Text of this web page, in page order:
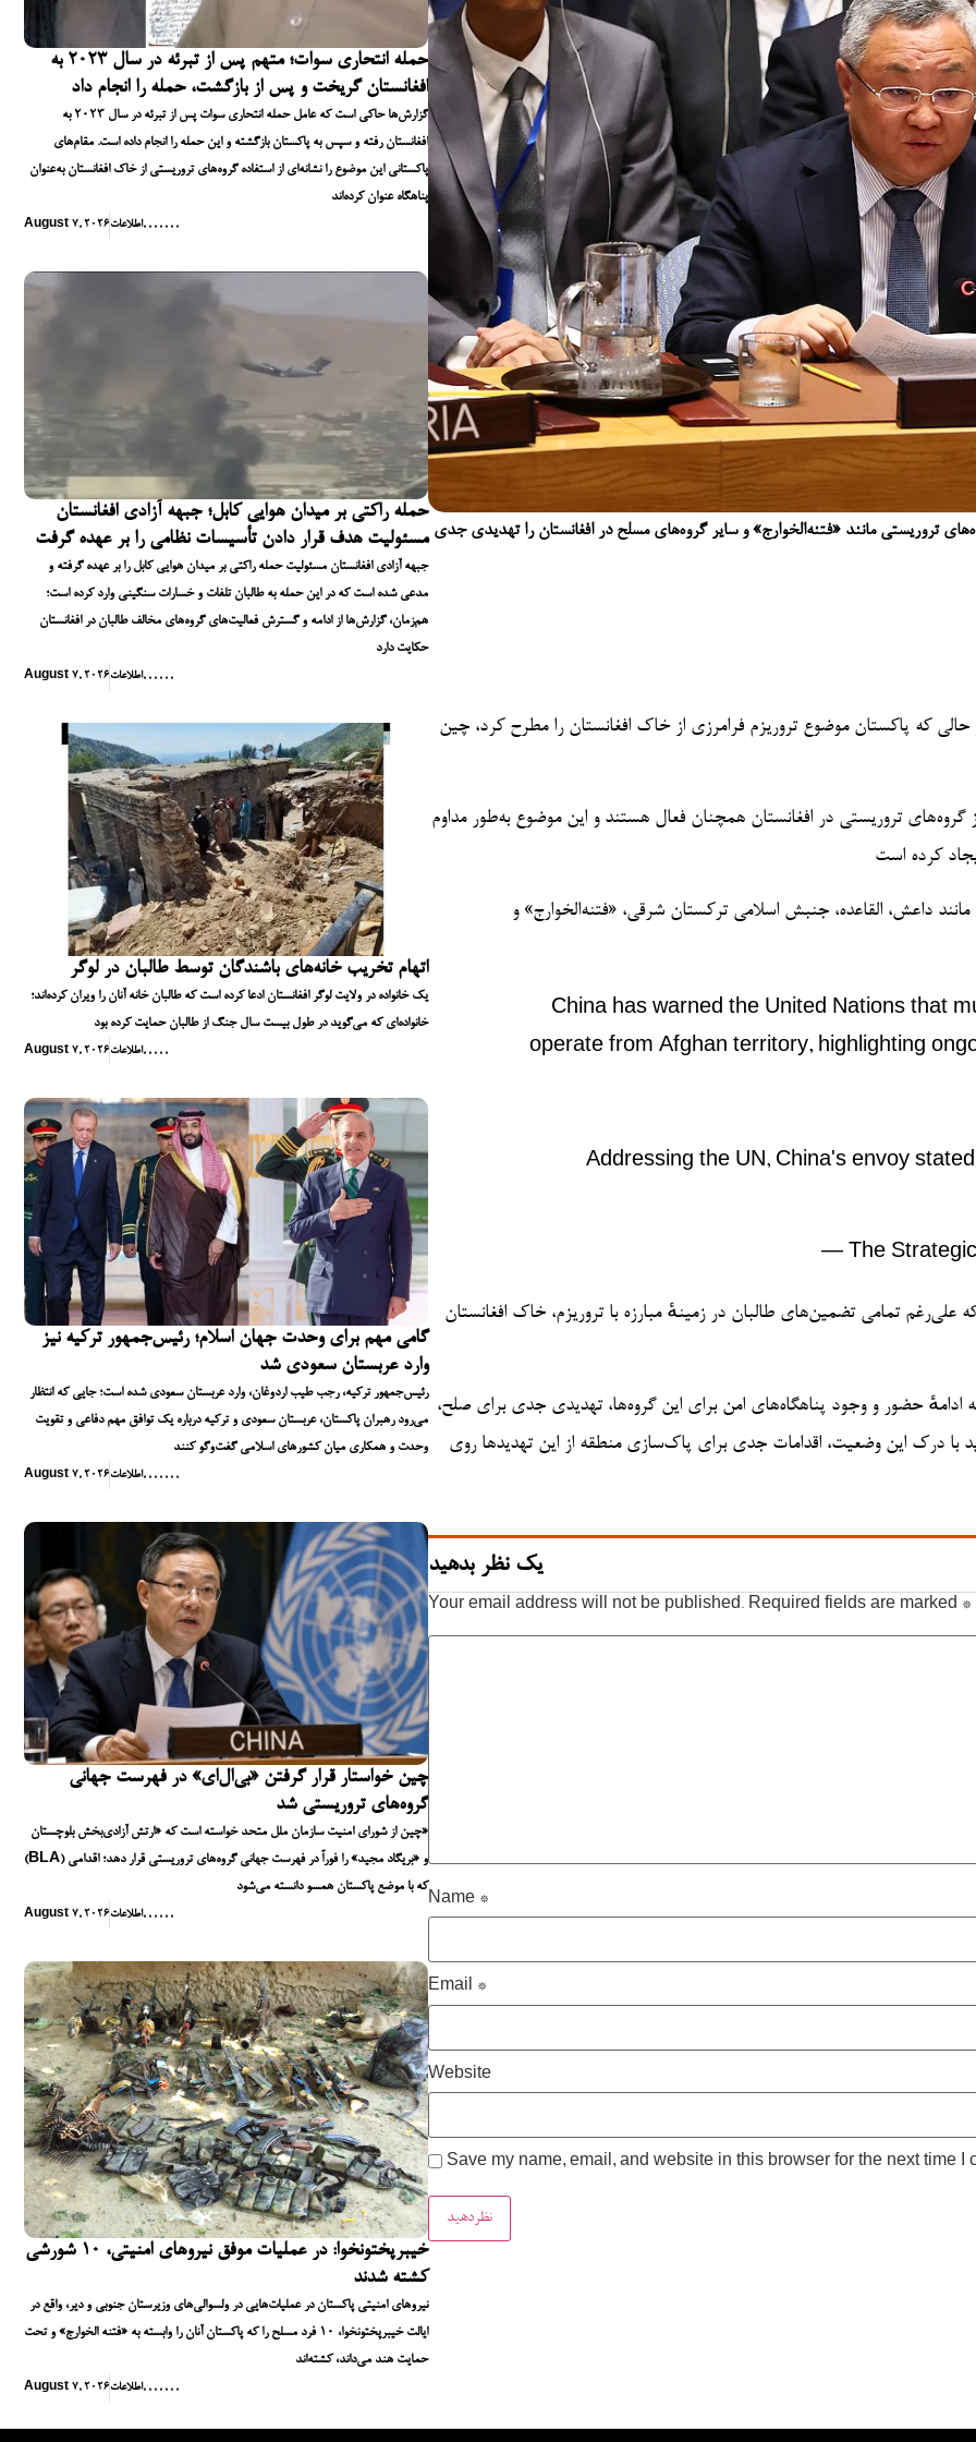
حمله انتحاری سوات؛ متهم پس از تبرئه در سال ۲۰۲۳ به
افغانستان گریخت و پس از بازگشت، حمله را انجام داد
گزارش‌ها حاکی است که عامل حمله انتحاری سوات پس از تبرئه در سال ۲۰۲۳ به
افغانستان رفته و سپس به پاکستان بازگشته و این حمله را انجام داده است. مقام‌های
پاکستانی این موضوع را نشانه‌ای از استفاده گروه‌های تروریستی از خاک افغانستان به‌عنوان
پناهگاه عنوان کرده‌اند
August 7, 2026اطلاعات, , , , , , ,
حمله راکتی بر میدان هوایی کابل؛ جبهه آزادی افغانستان
مسئولیت هدف قرار دادن تأسیسات نظامی را بر عهده گرفت
جبهه آزادی افغانستان مسئولیت حمله راکتی بر میدان هوایی کابل را بر عهده گرفته و
مدعی شده است که در این حمله به طالبان تلفات و خسارات سنگینی وارد کرده است؛
هم‌زمان، گزارش‌ها از ادامه و گسترش فعالیت‌های گروه‌های مخالف طالبان در افغانستان
حکایت دارد
August 7, 2026اطلاعات, , , , , ,
اتهام تخریب خانه‌های باشندگان توسط طالبان در لوگر
یک خانواده در ولایت لوگر افغانستان ادعا کرده است که طالبان خانه آنان را ویران کرده‌اند؛
خانواده‌ای که می‌گوید در طول بیست سال جنگ از طالبان حمایت کرده بود
August 7, 2026اطلاعات, , , , ,
گامی مهم برای وحدت جهان اسلام؛ رئیس‌جمهور ترکیه نیز
وارد عربستان سعودی شد
رئیس‌جمهور ترکیه، رجب طیب اردوغان، وارد عربستان سعودی شده است؛ جایی که انتظار
می‌رود رهبران پاکستان، عربستان سعودی و ترکیه درباره یک توافق مهم دفاعی و تقویت
وحدت و همکاری میان کشورهای اسلامی گفت‌وگو کنند
August 7, 2026اطلاعات, , , , , , ,
چین خواستار قرار گرفتن «بی‌ال‌ای» در فهرست جهانی
گروه‌های تروریستی شد
چین از شورای امنیت سازمان ملل متحد خواسته است که «ارتش آزادی‌بخش بلوچستان»
(BLA) و «بریگاد مجید» را فوراً در فهرست جهانی گروه‌های تروریستی قرار دهد؛ اقدامی
که با موضع پاکستان همسو دانسته می‌شود
August 7, 2026اطلاعات, , , , , ,
خیبرپختونخوا: در عملیات موفق نیروهای امنیتی، ۱۰ شورشی
کشته شدند
نیروهای امنیتی پاکستان در عملیات‌هایی در ولسوالی‌های وزیرستان جنوبی و دیر، واقع در
ایالت خیبرپختونخوا، ۱۰ فرد مسلح را که پاکستان آنان را وابسته به «فتنه الخوارج» و تحت
حمایت هند می‌داند، کشته‌اند
August 7, 2026اطلاعات, , , , , , ,
تروریستی مانند «فتنه‌الخوارج» و سایر گروه‌های مسلح در افغانستان را تهدیدی جدی
که پاکستان موضوع تروریزم فرامرزی از خاک افغانستان را مطرح کرد، چین
تروریستی در افغانستان همچنان فعال هستند و این موضوع به‌طور مداوم
کرده است
داعش، القاعده، جنبش اسلامی ترکستان شرقی، «فتنه‌الخوارج» و
China has warned the United Nations that
operate from Afghan territory, highlighting
Addressing the UN, China's envoy
— The
علی‌رغم تمامی تضمین‌های طالبان در زمینهٔ مبارزه با تروریزم، خاک افغانستان
ادامهٔ حضور و وجود پناهگاه‌های امن برای این گروه‌ها، تهدیدی جدی برای صلح،
با درک این وضعیت، اقدامات جدی برای پاک‌سازی منطقه از این تهدیدها روی
یک نظر بدهید
Your email address will not be published. Required fields are marked *
Name *
Email *
Website
Save my name, email, and website in this browser for the next time I